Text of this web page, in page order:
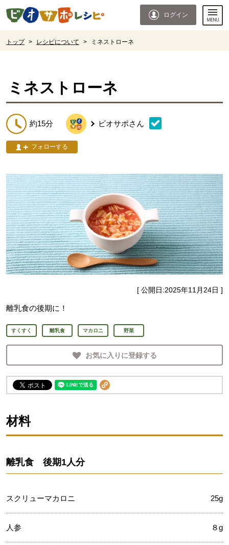
ページの先頭です。
ログイン
トップ > レシピについて > ミネストローネ
ミネストローネ
約15分 ビオサポさん
フォローする
[ 公開日:2025年11月24日 ]
離乳食の後期に！
すくすく 離乳食 マカロニ 野菜
お気に入りに登録する
材料
離乳食 後期1人分
スクリューマカロニ 25g
人参 ８g